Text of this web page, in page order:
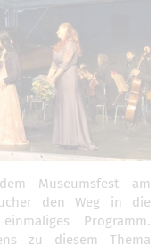
Museumsfest am
den Weg in die
Programm.
zu diesem Thema